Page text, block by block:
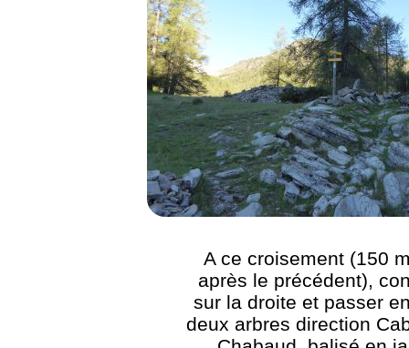
A ce croisement (150
après le précédent),
sur la droite et passer
deux arbres direction